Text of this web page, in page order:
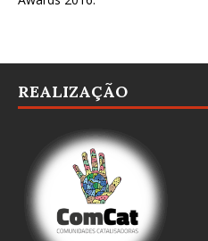
REALIZAÇÃO